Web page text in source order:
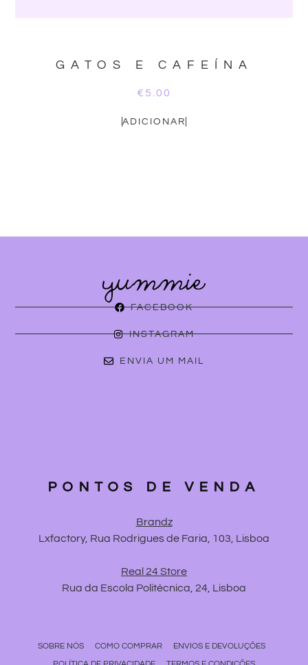
GATOS E CAFEÍNA
€ 5.00
ADICIONAR
FACEBOOK
INSTAGRAM
ENVIA UM MAIL
PONTOS DE VENDA
Brandz
Lxfactory, Rua Rodrigues de Faria, 103, Lisboa
Real 24 Store
Rua da Escola Politécnica, 24, Lisboa
SOBRE NÓS COMO COMPRAR
ENVIOS E DEVOLUÇÕES